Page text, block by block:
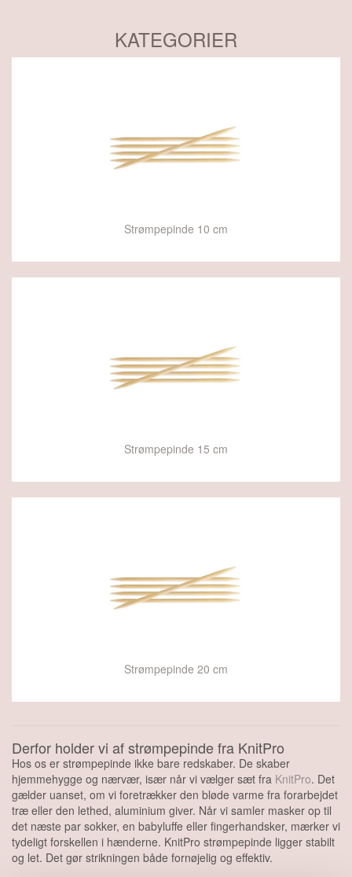
KATEGORIER
Strømpepinde 10 cm
Strømpepinde 15 cm
Strømpepinde 20 cm
Derfor holder vi af strømpepinde fra KnitPro
Hos os er strømpepinde ikke bare redskaber. De skaber
hjemmehygge og nærvær, især når vi vælger sæt fra KnitPro. Det
gælder uanset, om vi foretrækker den bløde varme fra forarbejdet
træ eller den lethed, aluminium giver. Når vi samler masker op til
det næste par sokker, en babyluffe eller fingerhandsker, mærker vi
tydeligt forskellen i hænderne. KnitPro strømpepinde ligger stabilt
og let. Det gør strikningen både fornøjelig og effektiv.